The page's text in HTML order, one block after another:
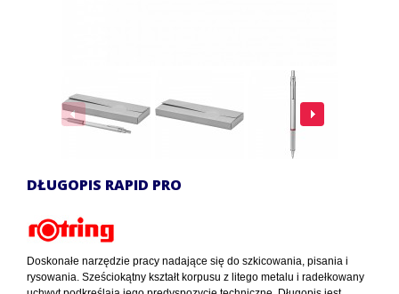
DŁUGOPIS RAPID PRO
Doskonałe narzędzie pracy nadające się do szkicowania, pisania i
rysowania. Sześciokątny kształt korpusu z litego metalu i radełkowany